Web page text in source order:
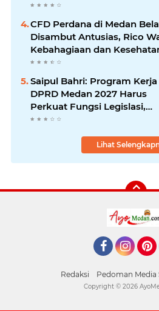
Bergerak Maju
CFD Perdana di Medan
Disambut Antusias, Rico
Kebahagiaan dan
Harus Hadir di Seluruh
Kota
Saipul Bahri: Program Kerja
DPRD Medan 2027 Harus
Perkuat Fungsi Legislasi,
Anggaran dan Pengawasan
Lihat
Redaksi Pedoman Media
Copyright © 2026